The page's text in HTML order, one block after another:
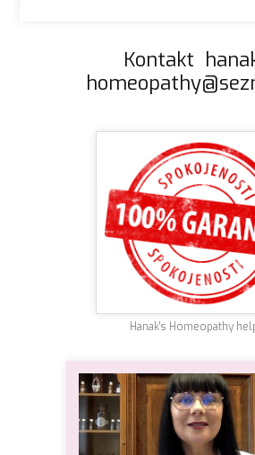
Kontakt
Hanak's Homeopathy